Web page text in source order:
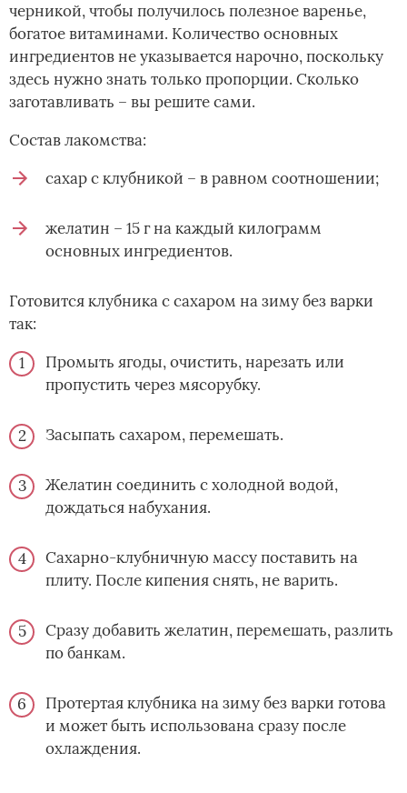
черникой, чтобы получилось полезное варенье,
богатое витаминами. Количество основных
ингредиентов не указывается нарочно, поскольку
здесь нужно знать только пропорции. Сколько
заготавливать – вы решите сами.
Состав лакомства:
сахар с клубникой – в равном соотношении;
желатин – 15 г на каждый килограмм
основных ингредиентов.
Готовится клубника с сахаром на зиму без варки
так:
Промыть ягоды, очистить, нарезать или
пропустить через мясорубку.
Засыпать сахаром, перемешать.
Желатин соединить с холодной водой,
дождаться набухания.
Сахарно-клубничную массу поставить на
плиту. После кипения снять, не варить.
Сразу добавить желатин, перемешать, разлить
по банкам.
Протертая клубника на зиму без варки готова
и может быть использована сразу после
охлаждения.